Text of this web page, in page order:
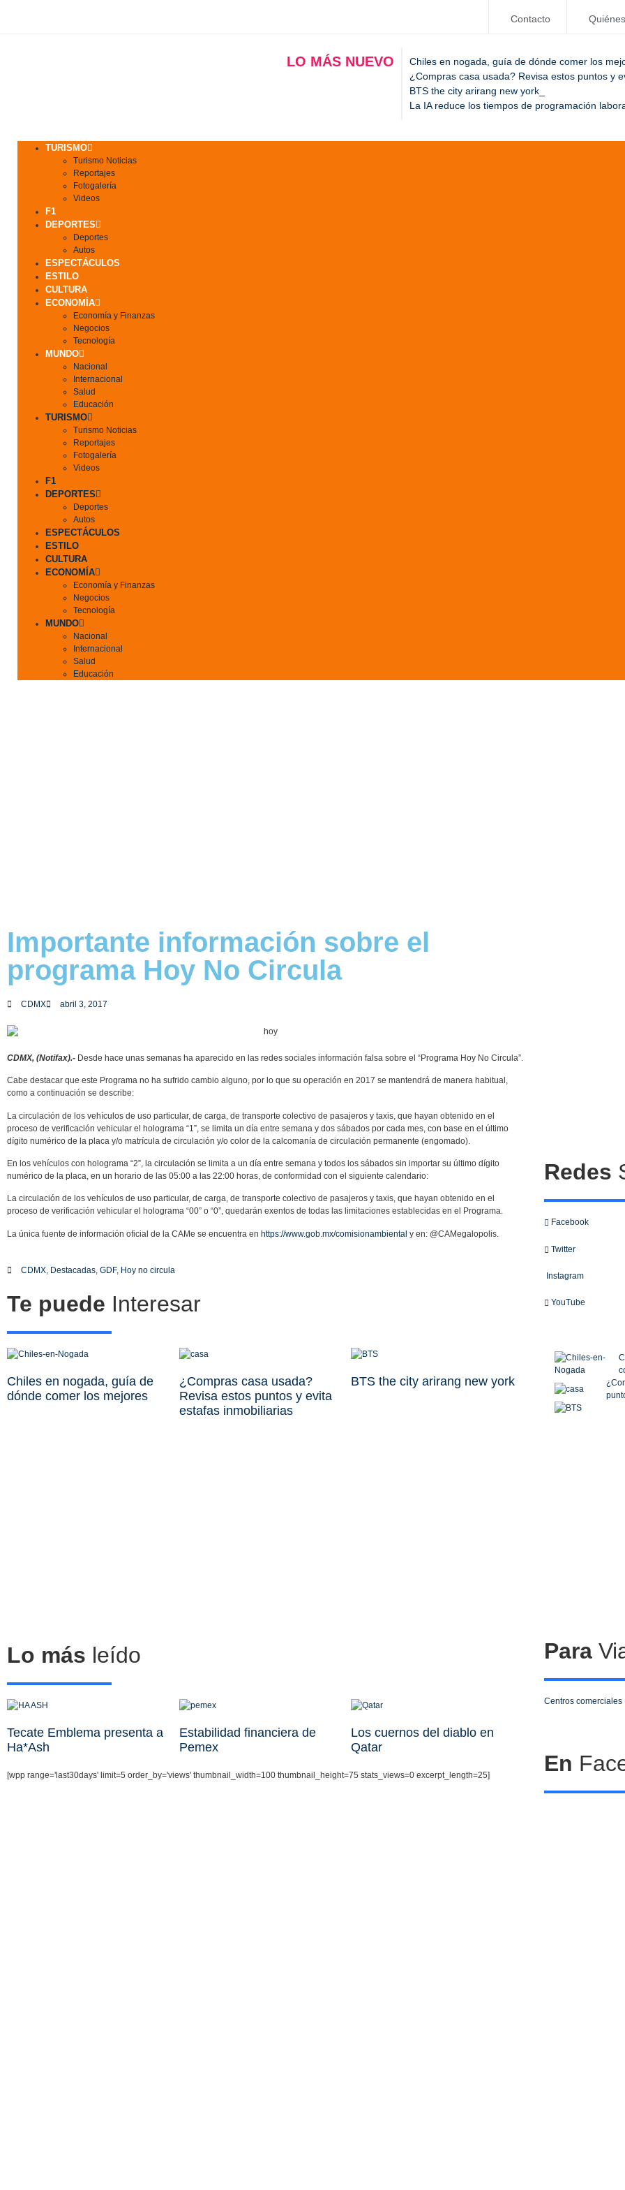
Contacto
LO MÁS NUEVO
Chiles en nogada, guía de dónde comer los
¿Compras casa usada? Revisa estos puntos y
BTS the city arirang new york
La IA reduce los tiempos de programación
TURISMO
Turismo Noticias
Reportajes
Fotogalería
Videos
F1
DEPORTES
Deportes
Autos
ESPECTÁCULOS
ESTILO
CULTURA
ECONOMÍA
Economía y Finanzas
Negocios
Tecnología
MUNDO
Nacional
Internacional
Salud
Educación
TURISMO
Turismo Noticias
Reportajes
Fotogalería
Videos
F1
DEPORTES
Deportes
Autos
ESPECTÁCULOS
ESTILO
CULTURA
ECONOMÍA
Economía y Finanzas
Negocios
Tecnología
MUNDO
Nacional
Internacional
Salud
Educación
Importante información sobre el
programa Hoy No Circula
CDMX abril 3, 2017
CDMX, (Notifax).- Desde hace unas semanas ha aparecido en las redes sociales información falsa sobre el “Programa Hoy No Circula”.
Cabe destacar que este Programa no ha sufrido cambio alguno, por lo que su operación en 2017 se mantendrá de manera habitual,
como a continuación se describe:
La circulación de los vehículos de uso particular, de carga, de transporte colectivo de pasajeros y taxis, que hayan obtenido en el
proceso de verificación vehicular el holograma “1”, se limita un día entre semana y dos sábados por cada mes, con base en el último
dígito numérico de la placa y/o matrícula de circulación y/o color de la calcomanía de circulación permanente (engomado).
En los vehículos con holograma “2”, la circulación se limita a un día entre semana y todos los sábados sin importar su último dígito
numérico de la placa, en un horario de las 05:00 a las 22:00 horas, de conformidad con el siguiente calendario:
La circulación de los vehículos de uso particular, de carga, de transporte colectivo de pasajeros y taxis, que hayan obtenido en el
proceso de verificación vehicular el holograma “00” o “0”, quedarán exentos de todas las limitaciones establecidas en el Programa.
La única fuente de información oficial de la CAMe se encuentra en https://www.gob.mx/comisionambiental y en: @CAMegalopolis.
CDMX, Destacadas, GDF, Hoy no circula
Te puede Interesar
Chiles en nogada, guía de
dónde comer los mejores
¿Compras casa usada?
Revisa estos puntos y evita
estafas inmobiliarias
BTS the city arirang new york
Lo más leído
Tecate Emblema presenta a
Ha*Ash
Estabilidad financiera de
Pemex
Los cuernos del diablo en
Qatar
[wpp range='last30days' limit=5 order_by='views' thumbnail_width=100 thumbnail_height=75 stats_views=0 excerpt_length=25]
Redes
Facebook
Twitter
Instagram
YouTube
Para
Centros
En